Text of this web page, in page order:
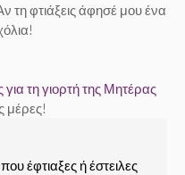
τη φτιάξεις άφησέ μου ένα
για τη γιορτή της Μητέρας
μέρες!
έφτιαξες ή έστειλες